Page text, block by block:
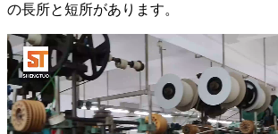
の長所と短所があります。